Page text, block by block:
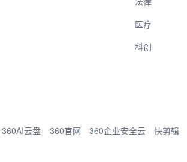
医疗
科创
360AI云盘 360官网 360企业安全云 快剪辑